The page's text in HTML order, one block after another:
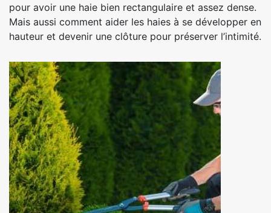
pour avoir une haie bien rectangulaire et assez dense.
Mais aussi comment aider les haies à se développer en
hauteur et devenir une clôture pour préserver l’intimité.